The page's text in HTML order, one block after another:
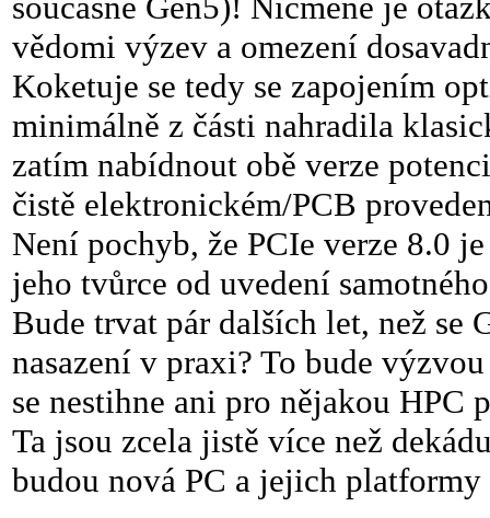
vědomi výzev a omezení
Koketuje se tedy se zapojením
minimálně z části nahradila
zatím nabídnout obě verze
čistě elektronickém/PCB
Není pochyb, že PCIe verze 8.0
jeho tvůrce od uvedení
Bude trvat pár dalších let, než se
nasazení v praxi? To bude
se nestihne ani pro nějakou HPC
Ta jsou zcela jistě více než
budou nová PC a jejich